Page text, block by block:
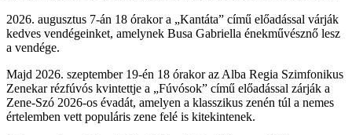
2026. augusztus 7-án 18 órakor a „Kantáta” című előadással várják
kedves vendégeinket, amelynek Busa Gabriella énekművésznő lesz
a vendége.
Majd 2026. szeptember 19-én 18 órakor az Alba Regia Szimfonikus
Zenekar rézfúvós kvintettje a „Fúvósok” című előadással zárják a
Zene-Szó 2026-os évadát, amelyen a klasszikus zenén túl a nemes
értelemben vett populáris zene felé is kitekintenek.